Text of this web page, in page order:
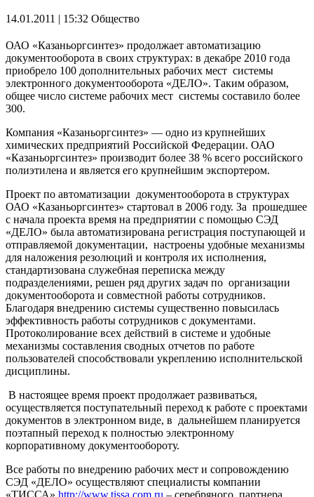
14.01.2011 | 15:32 Общество
ОАО «Казаньоргсинтез» продолжает автоматизацию
документооборота в своих структурах: в декабре 2010 года
приобрело 100 дополнительных рабочих мест системы
электронного документооборота «ДЕЛО». Таким образом,
общее число системе рабочих мест системы составило более
300.
Компания «Казаньоргсинтез» — одно из крупнейших
химических предприятий Российской Федерации. ОАО
«Казаньоргсинтез» производит более 38 % всего российского
полиэтилена и является его крупнейшим экспортером.
Проект по автоматизации документооборота в структурах
ОАО «Казаньоргсинтез» стартовал в 2006 году. За прошедшее
с начала проекта время на предприятии с помощью СЭД
«ДЕЛО» была автоматизирована регистрация поступающей и
отправляемой документации, настроены удобные механизмы
для наложения резолюций и контроля их исполнения,
стандартизована служебная переписка между
подразделениями, решен ряд других задач по организации
документооборота и совместной работы сотрудников.
Благодаря внедрению системы существенно повысилась
эффективность работы сотрудников с документами.
Протоколирование всех действий в системе и удобные
механизмы составления сводных отчетов по работе
пользователей способствовали укреплению исполнительской
дисциплины.
В настоящее время проект продолжает развиваться,
осуществляется поступательный переход к работе с проектами
документов в электронном виде, в дальнейшем планируется
поэтапный переход к полностью электронному
корпоративному документообороту.
Все работы по внедрению рабочих мест и сопровождению
СЭД «ДЕЛО» осуществляют специалисты компании